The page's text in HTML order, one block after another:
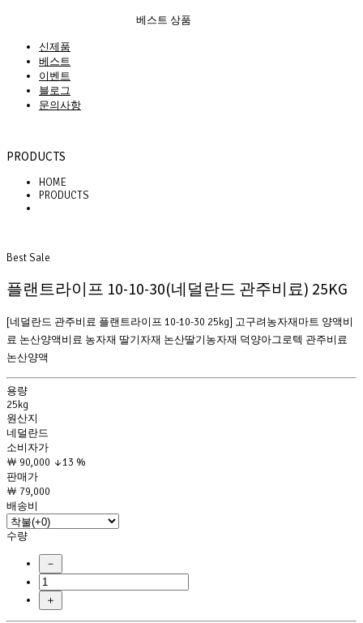
베스트 상품
신제품
베스트
이벤트
블로그
문의사항
PRODUCTS
HOME
PRODUCTS
BestSale
플랜트라이프 10-10-30(네덜란드 관주비료) 25KG
[네덜란드 관주비료 플랜트라이프 10-10-30 25kg] 고구려농자재마트 양액비
료 논산양액비료 농자재 딸기자재 논산딸기농자재 덕양아그로텍 관주비료
논산양액
용량
25kg
원산지
네덜란드
소비자가
￦ 90,000 ↓13 %
판매가
￦ 79,000
배송비
수량
－
＋